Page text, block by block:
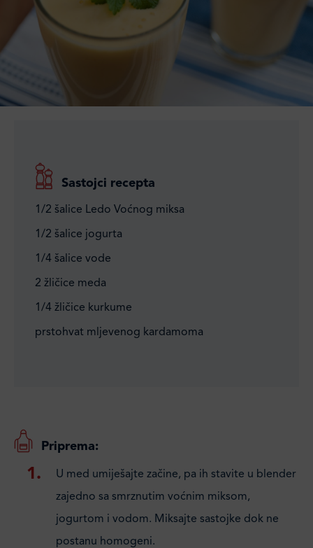
Sastojci recepta
1/2 šalice Ledo Voćnog miksa
1/2 šalice jogurta
1/4 šalice vode
2 žličice meda
1/4 žličice kurkume
prstohvat mljevenog kardamoma
Priprema:
U med umiješajte začine, pa ih stavite u blender
zajedno sa smrznutim voćnim miksom,
jogurtom i vodom. Miksajte sastojke dok ne
postanu homogeni.